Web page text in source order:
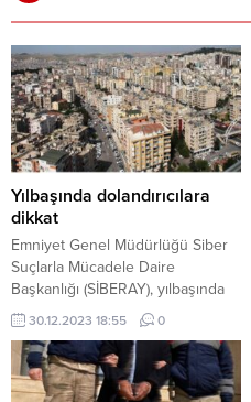
Yılbaşında dolandırıcılara
dikkat
Emniyet Genel Müdürlüğü Siber
Suçlarla Mücadele Daire
Başkanlığı (SİBERAY), yılbaşında
dolandırıcıların vatandaşlarını
hedef alacağını belirterek,
vatandaşları uyardı. SİBERAY’ın
sosyal medya hesabından yaptığı
30.12.2023 18:55 0